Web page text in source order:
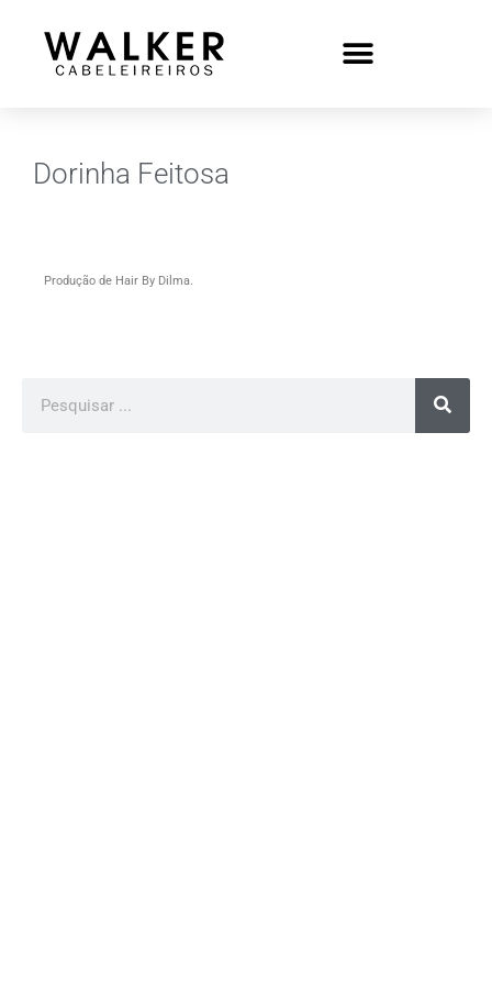
Dorinha Feitosa
Produção de Hair By Dilma.